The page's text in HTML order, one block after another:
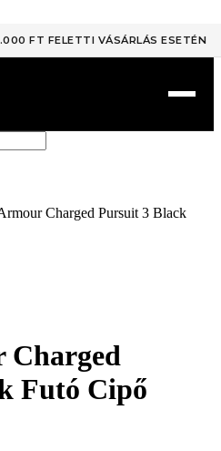
FT FELETTI VÁSÁRLÁS ESETÉN
Charged Pursuit 3 Black
Charged
Futó Cipő